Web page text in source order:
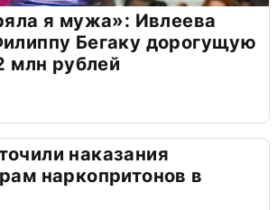
я мужа»: Ивлеева
Бегаку дорогущую
млн рублей
наказания
наркопритонов в